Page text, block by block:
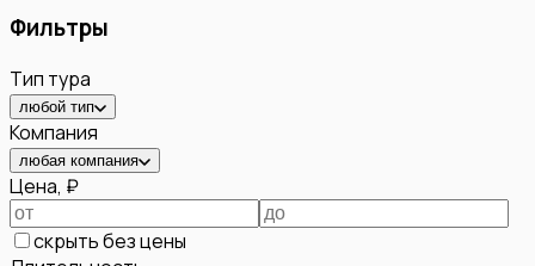
Фильтры
Тип тура
любой тип
Компания
любая компания
Цена, ₽
скрыть без цены